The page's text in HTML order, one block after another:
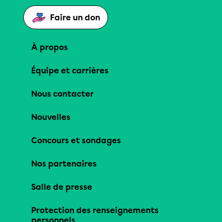
Faire un don
À propos
Équipe et carrières
Nous contacter
Nouvelles
Concours et sondages
Nos partenaires
Salle de presse
Protection des renseignements